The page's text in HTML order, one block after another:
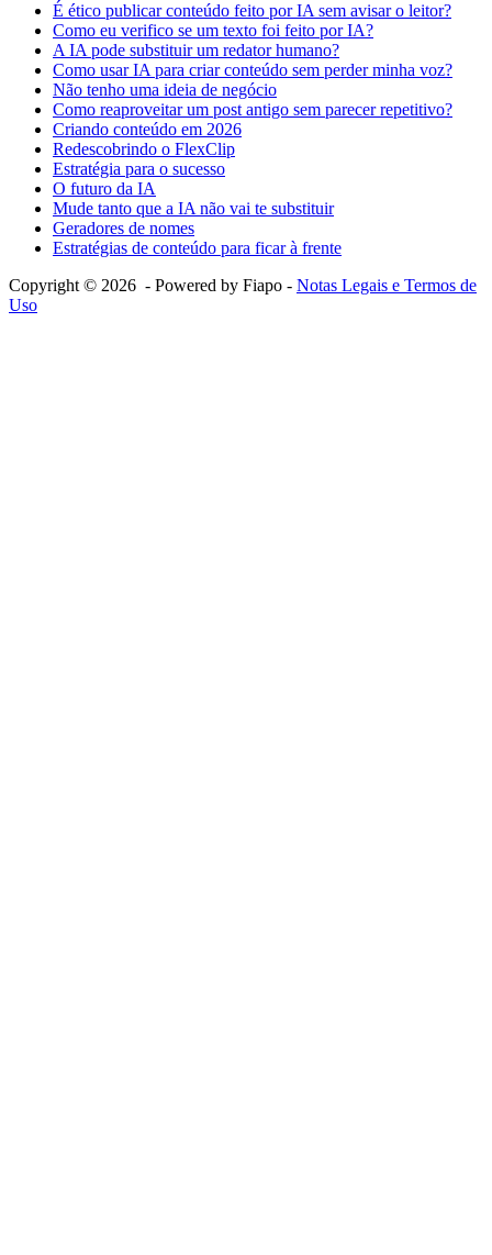
É ético publicar conteúdo feito por IA sem avisar o leitor?
Como eu verifico se um texto foi feito por IA?
A IA pode substituir um redator humano?
Como usar IA para criar conteúdo sem perder minha voz?
Não tenho uma ideia de negócio
Como reaproveitar um post antigo sem parecer repetitivo?
Criando conteúdo em 2026
Redescobrindo o FlexClip
Estratégia para o sucesso
O futuro da IA
Mude tanto que a IA não vai te substituir
Geradores de nomes
Estratégias de conteúdo para ficar à frente
Copyright © 2026 - Powered by Fiapo - Notas Legais e Termos de
Uso